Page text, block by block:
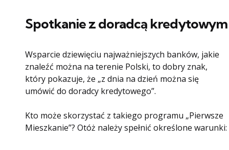
Spotkanie z doradcą kredytowym
Wsparcie dziewięciu najważniejszych banków, jakie
znaleźć można na terenie Polski, to dobry znak,
który pokazuje, że „z dnia na dzień można się
umówić do doradcy kredytowego”.
Kto może skorzystać z takiego programu „Pierwsze
Mieszkanie”? Otóż należy spełnić określone warunki: